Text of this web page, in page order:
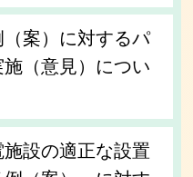
案）に対するパ
（意見）につい
施設の適正な設置